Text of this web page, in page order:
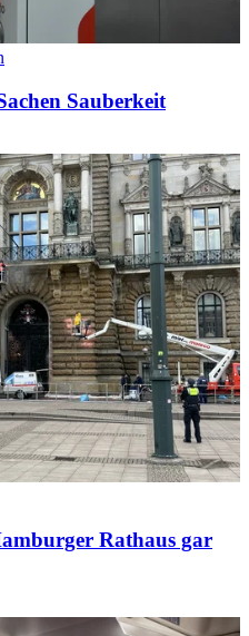
Sauberkeit
Rathaus gar